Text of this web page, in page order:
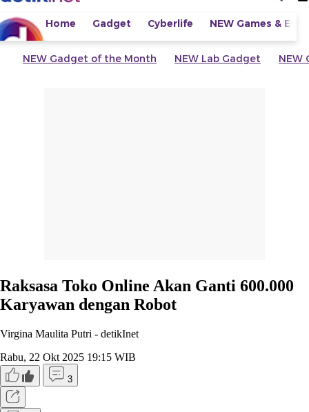
Home Gadget Cyberlife NEW Games &
NEW Gadget of the Month NEW Lab Gadget NEW
Raksasa Toko Online Akan Ganti 600.000
Karyawan dengan Robot
Virgina Maulita Putri - detikInet
Rabu, 22 Okt 2025 19:15 WIB
3